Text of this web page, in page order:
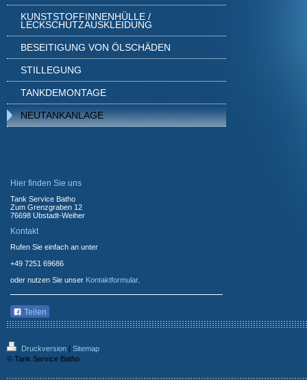
KUNSTSTOFFINNENHÜLLE /
LECKSCHUTZAUSKLEIDUNG
BESEITIGUNG VON ÖLSCHÄDEN
STILLEGUNG
TANKDEMONTAGE
NEUTANKANLAGE
Hier finden Sie uns
Tank Service Batho
Zum Grenzgraben 12
76698 Ubstadt-Weiher
Kontakt
Rufen Sie einfach an unter
+49 7251 69686
oder nutzen Sie unser Kontaktformular.
Teilen
Druckversion | Sitemap
© Tank Service Batho